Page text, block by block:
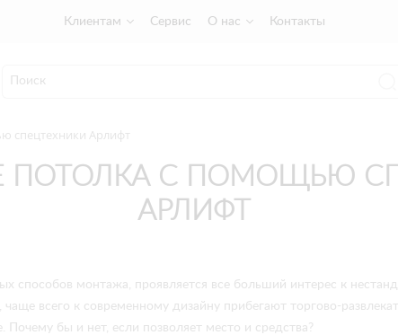
Клиентам Сервис О нас Контакты
спецтехники Арлифт
ПОТОЛКА С ПОМОЩЬЮ
АРЛИФТ
способов монтажа, проявляется все больший интерес к
всего к современному дизайну прибегают торгово-
бы и нет, если позволяет место и средства?